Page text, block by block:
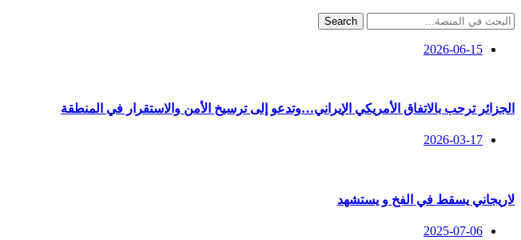
Search
2026-06-15
الجزائر ترحب بالاتفاق الأمريكي الإيراني…وتدعو إلى ترسيخ الأمن والاستقرار في المنطقة
2026-03-17
لاريجاني يسقط في الفخ و يستشهد
2025-07-06